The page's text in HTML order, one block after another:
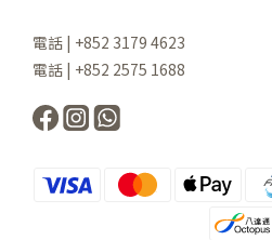
電話 | +852 3179 4623
電話 | +852 2575 1688